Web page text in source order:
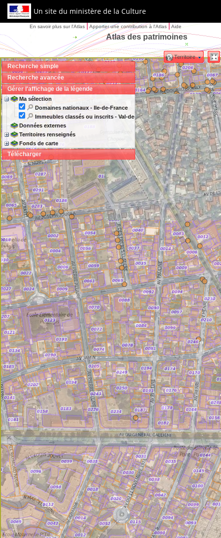
Un site du ministère de la Culture
Atlas des patrimoines
En savoir plus sur l'Atlas |Apporter une contribution à l'Atlas |Aide
Recherche simple
Recherche avancée
Gérer l'affichage de la légende
Ma sélection
Domaines nationaux - Ile-de-France
Immeubles classés ou inscrits - Val-de-Marne - 94
Données externes
Territoires renseignés
Fonds de carte
Télécharger
Territoire